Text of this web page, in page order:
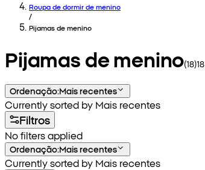
Roupa de dormir de menino
/
Pijamas de menino
Pijamas de menino(18)18
Ordenação:Mais recentes
Currently sorted by Mais recentes
Filtros
No filters applied
Ordenação:Mais recentes
Currently sorted by Mais recentes